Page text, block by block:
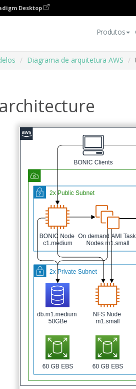
Desktop
Produtos
Diagrama de arquitetura AWS